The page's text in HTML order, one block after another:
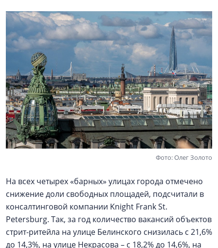
Фото: Олег Золото
На всех четырех «барных» улицах города отмечено
снижение доли свободных площадей, подсчитали в
консалтинговой компании Knight Frank St.
Petersburg. Так, за год количество вакансий объектов
стрит-ритейла на улице Белинского снизилась с 21,6%
до 14,3%, на улице Некрасова – с 18,2% до 14,6%, на